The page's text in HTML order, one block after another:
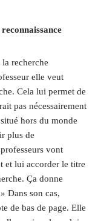
recherche
elle veut
Cela lui permet de
pas nécessairement
hors du monde
plus de
vont
et lui accorder le titre
Ça donne
Dans son cas,
de bas de page. Elle